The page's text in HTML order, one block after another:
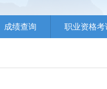
成绩查询 职业资格考